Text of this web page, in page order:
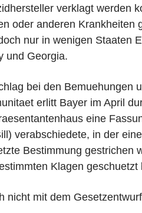
verklagt werden
oder anderen Krankheiten
nur in wenigen Staaten
und Georgia.
bei den Bemuehungen
erlitt Bayer im April
eine
verabschiedete, in der
Bestimmung gestrichen
Klagen geschuetzt
nicht mit dem